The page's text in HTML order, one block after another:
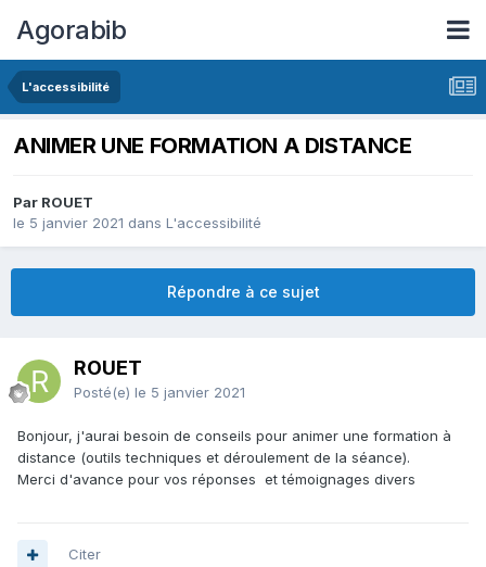
Agorabib
L'accessibilité
ANIMER UNE FORMATION A DISTANCE
Par ROUET
le 5 janvier 2021 dans L'accessibilité
Répondre à ce sujet
ROUET
Posté(e) le 5 janvier 2021
Bonjour, j'aurai besoin de conseils pour animer une formation à
distance (outils techniques et déroulement de la séance).
Merci d'avance pour vos réponses et témoignages divers
Citer